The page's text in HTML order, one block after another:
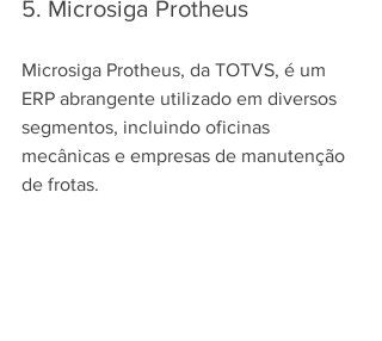
5. Microsiga Protheus
Microsiga Protheus, da TOTVS, é um
ERP abrangente utilizado em diversos
segmentos, incluindo oficinas
mecânicas e empresas de manutenção
de frotas.